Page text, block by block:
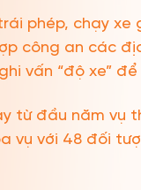
phép, chạy
công an các
vấn “độ xe”
từ đầu năm
vụ với 48 đối